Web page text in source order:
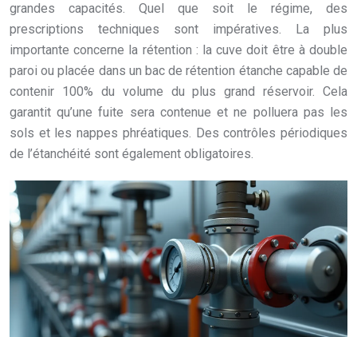
grandes capacités. Quel que soit le régime, des
prescriptions techniques sont impératives. La plus
importante concerne la rétention : la cuve doit être à double
paroi ou placée dans un bac de rétention étanche capable de
contenir 100% du volume du plus grand réservoir. Cela
garantit qu’une fuite sera contenue et ne polluera pas les
sols et les nappes phréatiques. Des contrôles périodiques
de l’étanchéité sont également obligatoires.